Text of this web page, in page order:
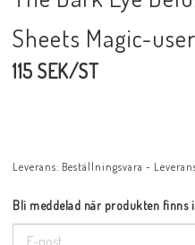
Sheets Magic-
115 SEK/ST
Leverans: Beställningsvara -
Bli meddelad när produkten finns i